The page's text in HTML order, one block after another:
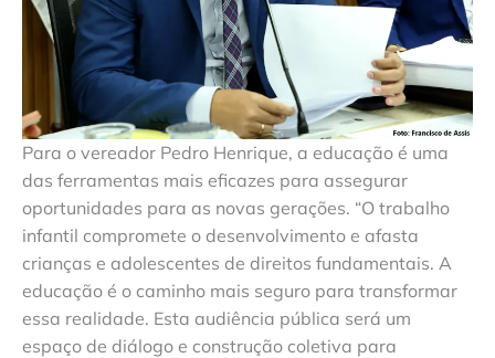
Para o vereador Pedro Henrique, a educação é uma
das ferramentas mais eficazes para assegurar
oportunidades para as novas gerações. “O trabalho
infantil compromete o desenvolvimento e afasta
crianças e adolescentes de direitos fundamentais. A
educação é o caminho mais seguro para transformar
essa realidade. Esta audiência pública será um
espaço de diálogo e construção coletiva para